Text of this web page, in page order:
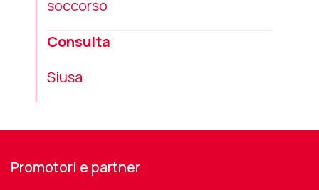
soccorso
Consulta
Siusa
Promotori e partner